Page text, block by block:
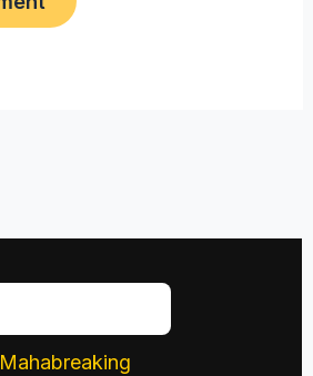
Mahabreaking